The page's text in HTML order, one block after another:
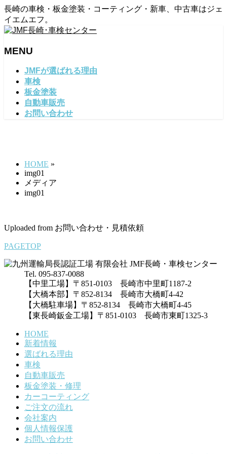
長崎の車検・板金塗装・コーティング・新車、中古車はジェ
イエムエフ。
MENU
JMFが選ばれる理由
車検
板金塗装
自動車販売
お問い合わせ
HOME »
img01
メディア
img01
Uploaded from お問い合わせ・見積依頼
PAGETOP
Tel. 095-837-0088
【中里工場】〒851-0103 長崎市中里町1187-2
【大橋本部】〒852-8134 長崎市大橋町4-42
【大橋駐車場】〒852-8134 長崎市大橋町4-45
【東長崎鈑金工場】〒851-0103 長崎市東町1325-3
HOME
新着情報
選ばれる理由
車検
自動車販売
板金塗装・修理
カーコーティング
ご注文の流れ
会社案内
個人情報保護
お問い合わせ